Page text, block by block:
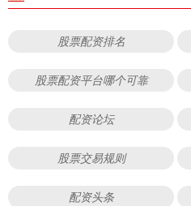
股票配资排名
股票配资平台哪个可靠
配资论坛
股票交易规则
配资头条